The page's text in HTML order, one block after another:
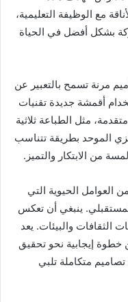
مع الوظيفة التعليمية،
بشكل أفضل في الحياة
مرنة تسمح بالتعبير عن
أقمشة جديدة تقنيات
مثل الطباعة ثلاثية
الموحد بطريقة تتناسب
من الابتكار والتميز.
العوامل الحيوية التي
ينبغي أن تعكس
الثقافات والبيئات. يعد
خطوة إيجابية نحو تحقيق
متكاملة تلبي